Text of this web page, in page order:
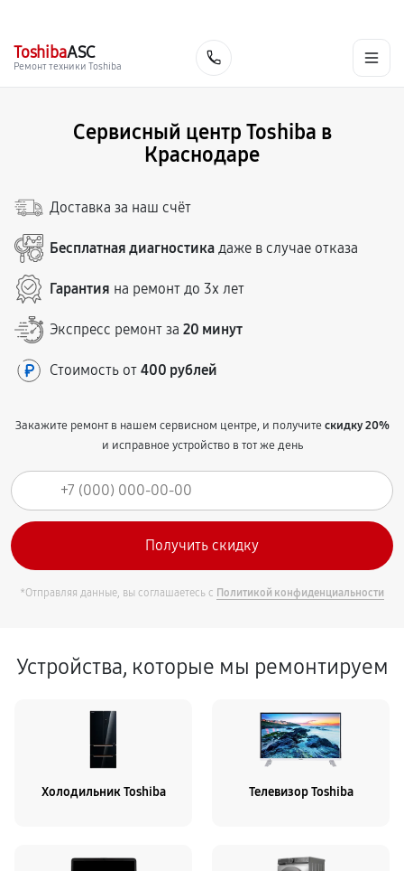
ToshibaASC
Ремонт техники Toshiba
Сервисный центр Toshiba в
Краснодаре
Доставка за наш счёт
Бесплатная диагностика даже в случае отказа
Гарантия на ремонт до 3х лет
Экспресс ремонт за 20 минут
Стоимость от 400 рублей
Закажите ремонт в нашем сервисном центре, и получитескидку 20%
и исправное устройство в тот же день
*Отправляя данные, вы соглашаетесь с Политикой конфиденциальности
Устройства, которые мы ремонтируем
Холодильник Toshiba Телевизор Toshiba